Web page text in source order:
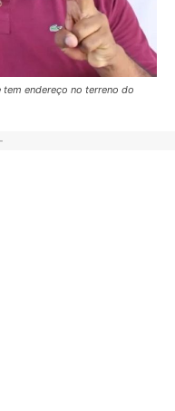
tem endereço no terreno do